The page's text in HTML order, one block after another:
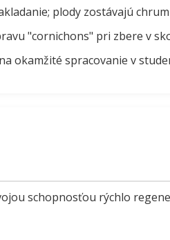
plody zostávajú
"cornichons" pri zbere v
okamžité spracovanie v
schopnosťou rýchlo